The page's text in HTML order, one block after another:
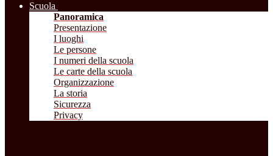
Scuola
Panoramica
Presentazione
I luoghi
Le persone
I numeri della scuola
Le carte della scuola
Organizzazione
La storia
Sicurezza
Privacy